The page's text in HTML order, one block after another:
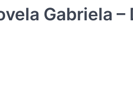
Gabriela –